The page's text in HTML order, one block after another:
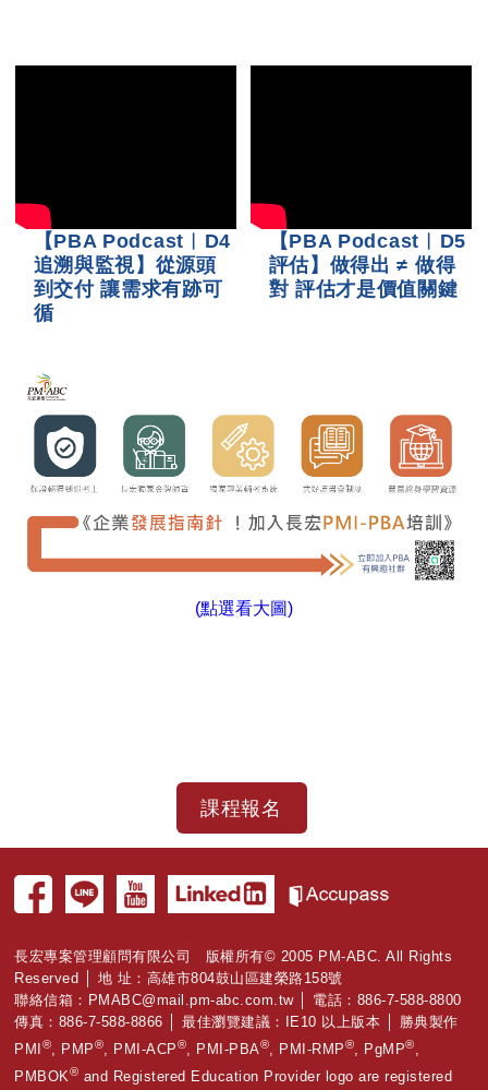
【PBA Podcast︱D4
追溯與監視】從源頭
到交付 讓需求有跡可
循
【PBA Podcast︱D5
評估】做得出 ≠ 做得
對 評估才是價值關鍵
(點選看大圖)
長宏專案管理顧問有限公司 版權所有© 2005 PM-ABC. All Rights
Reserved │ 地 址：高雄市804鼓山區建榮路158號
聯絡信箱： PMABC@mail.pm-abc.com.tw│ 電話：886-7-588-8800
傳真：886-7-588-8866 │ 最佳瀏覽建議：IE10 以上版本 │ 勝典製作
PMI ®, PMP®, PMI-ACP®, PMI-PBA®, PMI-RMP®, PgMP®,
PMBOK® and Registered Education Provider logo are registered